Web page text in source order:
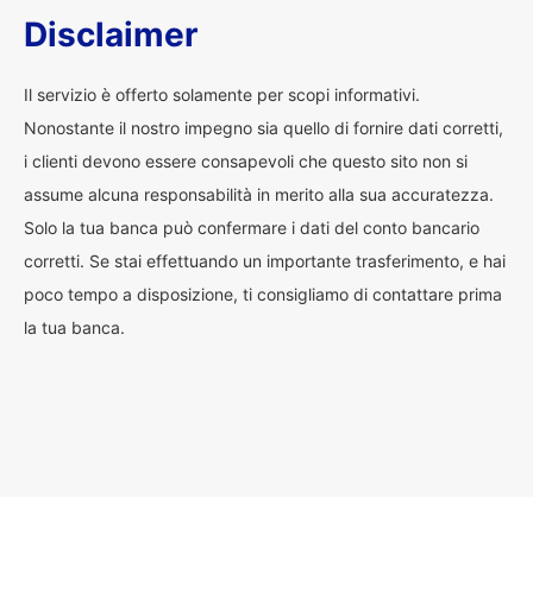
Disclaimer
Il servizio è offerto solamente per scopi informativi.
Nonostante il nostro impegno sia quello di fornire dati corretti,
i clienti devono essere consapevoli che questo sito non si
assume alcuna responsabilità in merito alla sua accuratezza.
Solo la tua banca può confermare i dati del conto bancario
corretti. Se stai effettuando un importante trasferimento, e hai
poco tempo a disposizione, ti consigliamo di contattare prima
la tua banca.